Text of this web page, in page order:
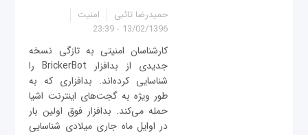
حمیدرضا تائبی
امنیت
13/02/1396 - 23:39
کارشناسان امنیتی به تازگی نسخه
جدیدی از بدافزار BrickerBot را
شناسایی کرده‌اند. بدافزاری که به
طور ویژه به گجت‌های اینترنت اشیا
حمله می‌کند. بدافزار فوق اولین بار
در اوایل ماه جاری میلادی شناسایی